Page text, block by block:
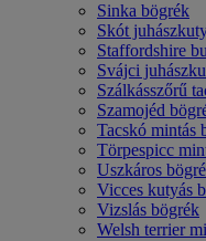
Sinka bögrék
Skót
Staffordshire
Svájci
Szálkásszőrű
Szamojéd
Tacskó mintás
Törpespicc
Uszkáros
Vicces kutyás
Vizslás bögrék
Welsh terrier